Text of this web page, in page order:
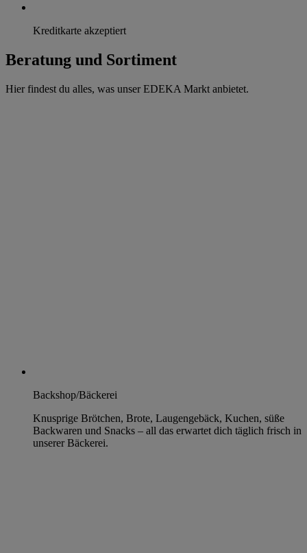
Kreditkarte akzeptiert
Beratung und Sortiment
Hier findest du alles, was unser EDEKA Markt anbietet.
Backshop/Bäckerei
Knusprige Brötchen, Brote, Laugengebäck, Kuchen, süße
Backwaren und Snacks – all das erwartet dich täglich frisch in
unserer Bäckerei.